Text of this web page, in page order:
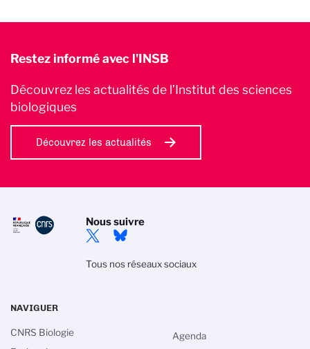
Restez informé avec l'INSB
Découvrez les actualités de l’Institut des sciences
biologiques
Découvrez les actualités
Nous suivre
Tous nos réseaux sociaux
NAVIGUER
CNRS Biologie
Agenda